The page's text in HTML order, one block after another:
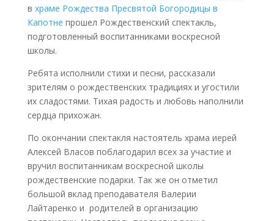
в храме Рождества Пресвятой Богородицы в
Капотне прошел Рождественский спектакль,
подготовленный воспитанниками воскресной
школы.
Ребята исполнили стихи и песни, рассказали
зрителям о рождественских традициях и угостили
их сладостями. Тихая радость и любовь наполнили
сердца прихожан.
По окончании спектакля настоятель храма иерей
Алексей Власов поблагодарил всех за участие и
вручил воспитанникам воскресной школы
рождественские подарки. Так же он отметил
большой вклад преподавателя Валерии
Лайтаренко и родителей в организацию